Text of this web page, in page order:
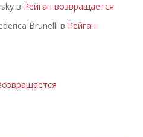
в Рейган возвращается
Brunelli в Рейган